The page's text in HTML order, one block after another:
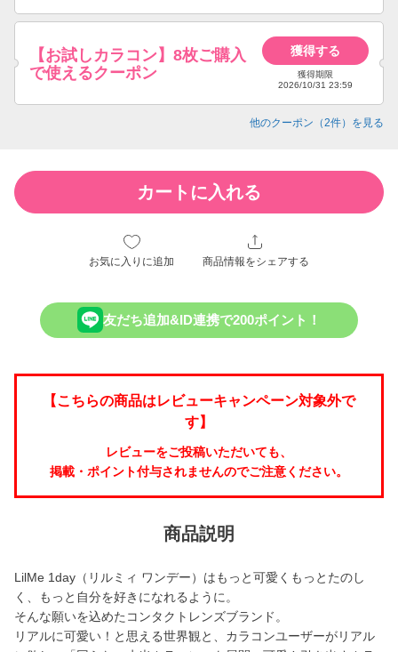
【お試しカラコン】8枚ご購入
で使えるクーポン
獲得する
獲得期限
2026/10/31 23:59
他のクーポン（2件）を見る
カートに入れる
お気に入りに追加 商品情報をシェアする
友だち追加&ID連携で200ポイント！
【こちらの商品はレビューキャンペーン対象外で
す】
レビューをご投稿いただいても、
掲載・ポイント付与されませんのでご注意ください。
商品説明
LilMe 1day（リルミィ ワンデー）はもっと可愛くもっとたのし
く、もっと自分を好きになれるように。
そんな願いを込めたコンタクトレンズブランド。
リアルに可愛い！と思える世界観と、カラコンユーザーがリアル